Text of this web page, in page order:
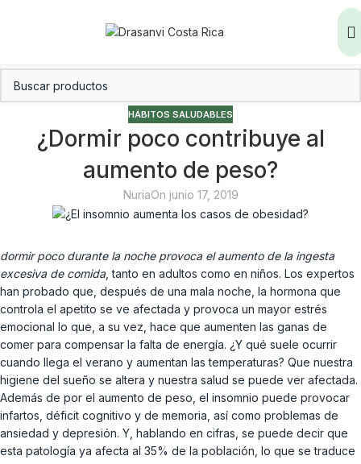
HÁBITOS SALUDABLES
¿Dormir poco contribuye al
aumento de peso?
NuriaOn junio 17, 2019
dormir poco durante la noche provoca el aumento de la ingesta
excesiva de comida, tanto en adultos como en niños. Los expertos
han probado que, después de una mala noche, la hormona que
controla el apetito se ve afectada y provoca un mayor estrés
emocional lo que, a su vez, hace que aumenten las ganas de
comer para compensar la falta de energía. ¿Y qué suele ocurrir
cuando llega el verano y aumentan las temperaturas? Que nuestra
higiene del sueño se altera y nuestra salud se puede ver afectada.
Además de por el aumento de peso, el insomnio puede provocar
infartos, déficit cognitivo y de memoria, así como problemas de
ansiedad y depresión. Y, hablando en cifras, se puede decir que
esta patología ya afecta al 35% de la población, lo que se traduce